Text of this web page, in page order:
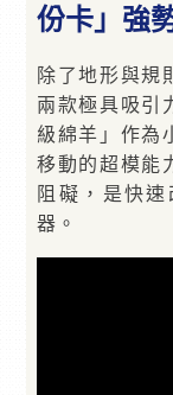
份卡」強
除了地形與規
兩款極具吸引
級綿羊」作為
移動的超模能
阻礙，是快
器。